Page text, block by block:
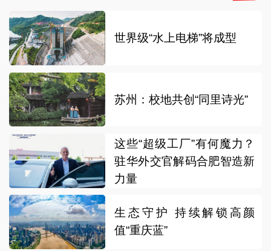
世界级“水上电梯”将成型
苏州：校地共创“同里诗光”
这些“超级工厂”有何魔力？
驻华外交官解码合肥智造新
力量
生态守护 持续解锁高颜
值“重庆蓝”